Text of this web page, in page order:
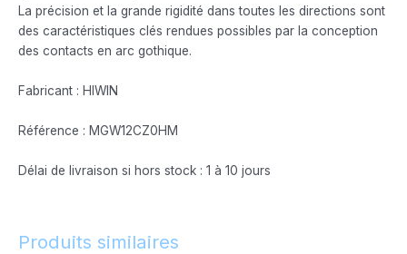
La précision et la grande rigidité dans toutes les directions sont
des caractéristiques clés rendues possibles par la conception
des contacts en arc gothique.
Fabricant : HIWIN
Référence : MGW12CZ0HM
Délai de livraison si hors stock : 1 à 10 jours
Produits similaires